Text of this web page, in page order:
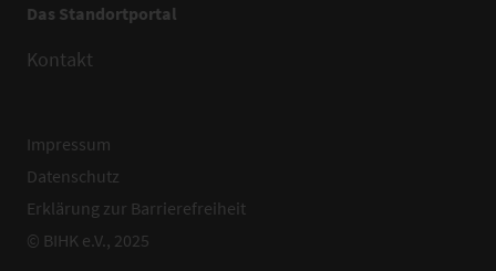
Das Standortportal
Kontakt
Impressum
Datenschutz
Erklärung zur Barrierefreiheit
© BIHK e.V., 2025